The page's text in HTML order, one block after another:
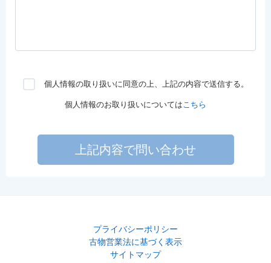
個人情報の取り扱いに同意の上、上記の内容で送信する。
個人情報のお取り扱いについてはこちら
上記内容で問い合わせ
プライバシーポリシー
古物営業法に基づく表示
サイトマップ